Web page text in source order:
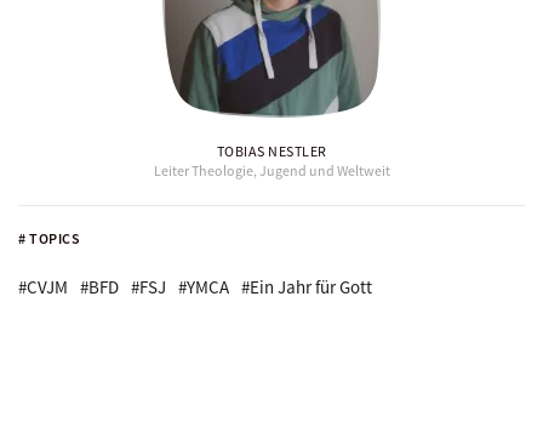
# TOPICS
#CVJM #BFD #FSJ #YMCA #Ein Jahr für Gott
TOBIAS NESTLER
Leiter Theologie, Jugend und Weltweit